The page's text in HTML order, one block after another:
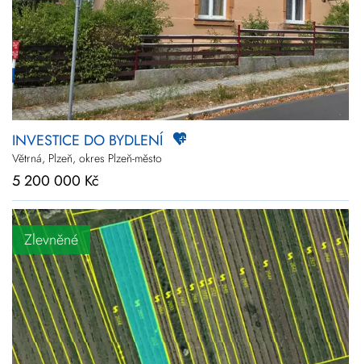
INVESTICE DO BYDLENÍ
Větrná, Plzeň, okres Plzeň-město
5 200 000 Kč
Zlevněné